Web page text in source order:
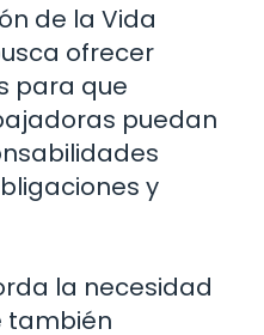
de la Vida
ofrecer
para que
puedan
y
la necesidad
también